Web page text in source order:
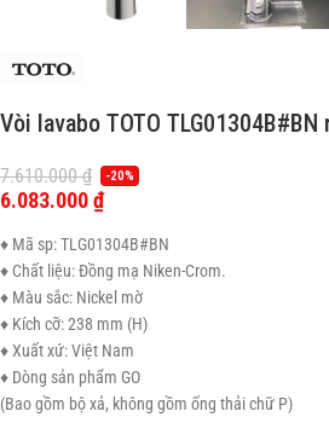
Vòi lavabo TOTO TLG01304B#BN
7.610.000₫ -20%
6.083.000₫
♦ Mã sp: TLG01304B#BN
♦ Chất liệu: Đồng mạ Niken-Crom.
♦ Màu sắc: Nickel mờ
♦ Kích cỡ: 238 mm (H)
♦ Xuất xứ: Việt Nam
♦ Dòng sản phẩm GO
(Bao gồm bộ xả, không gồm ống thải chữ P)